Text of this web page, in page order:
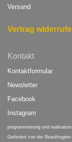
Versand
Vertrag
Kontakt
Kontaktformular
Newsletter
Facebook
Instagram
programmierung und
Gefördert von der